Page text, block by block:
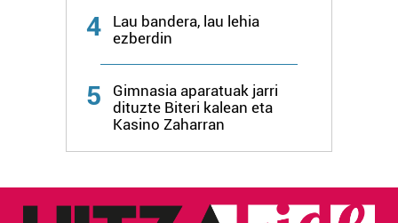
4
Lau bandera, lau lehia
ezberdin
5
Gimnasia aparatuak jarri
dituzte Biteri kalean eta
Kasino Zaharran